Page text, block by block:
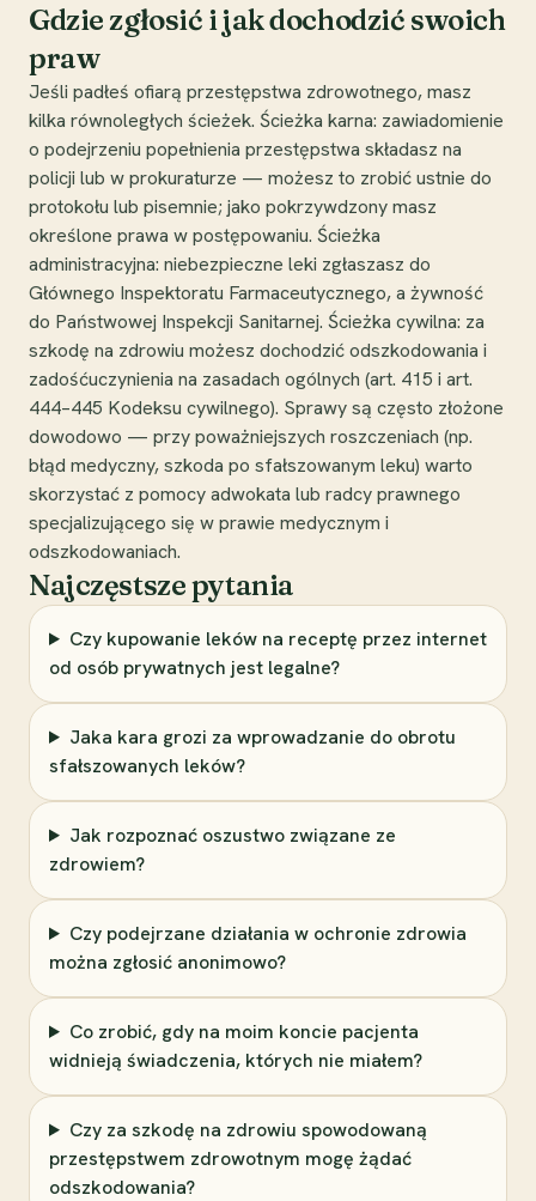
Gdzie zgłosić i jak dochodzić swoich
praw
Jeśli padłeś ofiarą przestępstwa zdrowotnego, masz
kilka równoległych ścieżek. Ścieżka karna: zawiadomienie
o podejrzeniu popełnienia przestępstwa składasz na
policji lub w prokuraturze — możesz to zrobić ustnie do
protokołu lub pisemnie; jako pokrzywdzony masz
określone prawa w postępowaniu. Ścieżka
administracyjna: niebezpieczne leki zgłaszasz do
Głównego Inspektoratu Farmaceutycznego, a żywność
do Państwowej Inspekcji Sanitarnej. Ścieżka cywilna: za
szkodę na zdrowiu możesz dochodzić odszkodowania i
zadośćuczynienia na zasadach ogólnych (art. 415 i art.
444–445 Kodeksu cywilnego). Sprawy są często złożone
dowodowo — przy poważniejszych roszczeniach (np.
błąd medyczny, szkoda po sfałszowanym leku) warto
skorzystać z pomocy adwokata lub radcy prawnego
specjalizującego się w prawie medycznym i
odszkodowaniach.
Najczęstsze pytania
Czy kupowanie leków na receptę przez internet
od osób prywatnych jest legalne?
Jaka kara grozi za wprowadzanie do obrotu
sfałszowanych leków?
Jak rozpoznać oszustwo związane ze
zdrowiem?
Czy podejrzane działania w ochronie zdrowia
można zgłosić anonimowo?
Co zrobić, gdy na moim koncie pacjenta
widnieją świadczenia, których nie miałem?
Czy za szkodę na zdrowiu spowodowaną
przestępstwem zdrowotnym mogę żądać
odszkodowania?